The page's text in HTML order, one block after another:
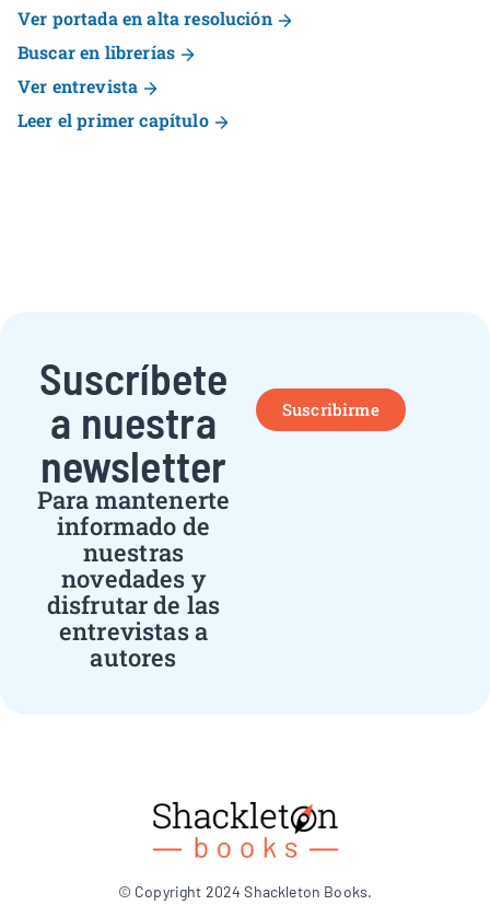
Ver portada en alta resolución
Buscar en librerías
Ver entrevista
Leer el primer capítulo
Suscríbete
a nuestra
newsletter
Para mantenerte
informado de
nuestras
novedades y
disfrutar de las
entrevistas a
autores
Suscribirme
© Copyright 2024 Shackleton Books.